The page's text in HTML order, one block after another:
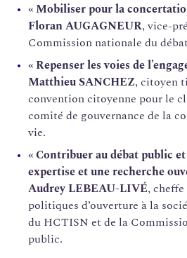
« Mobiliser pour la
Floran AUGAGNEUR, vice-
Commission nationale du
« Repenser les voies de
Matthieu SANCHEZ, citoyen
convention citoyenne pour le
comité de gouvernance de la
vie.
« Contribuer au débat public
expertise et une recherche
Audrey LEBEAU-LIVÉ,
politiques d’ouverture à la
du HCTISN et de la
public.